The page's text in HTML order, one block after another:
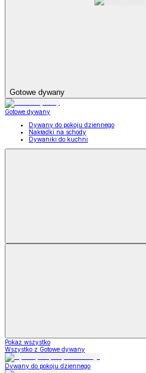
Gotowe dywany
Gotowe dywany
Dywany do pokoju dziennego
Nakładki na schody
Dywaniki do kuchni
Pokaż wszystko
Wszystko z Gotowe dywany
Dywany do pokoju dziennego